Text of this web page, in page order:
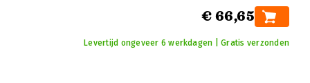
€ 66,65
Levertijd ongeveer 6 werkdagen | Gratis verzonden